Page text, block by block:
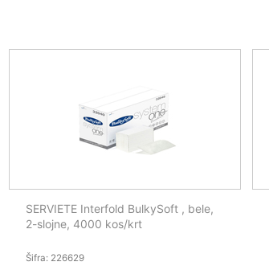
SERVIETE Interfold BulkySoft , bele,
2-slojne, 4000 kos/krt
Šifra: 226629